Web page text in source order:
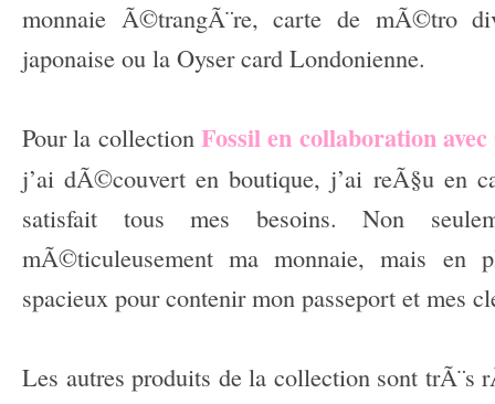
monnaie Ã©trangÃ¨re, carte de mÃ©tro
japonaise ou la Oyser card Londonienne.
Pour la collectionFossil en collaboration
j’ai dÃ©couvert en boutique, j’ai reÃ§u en
satisfait tous mes besoins. Non
mÃ©ticuleusement ma monnaie, mais en
spacieux pour contenir mon passeport et mes
Les autres produits de la collection sont trÃ¨s